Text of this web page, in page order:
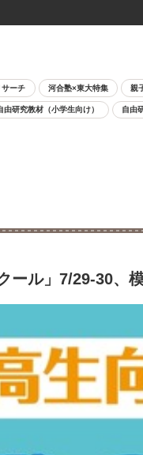
サーチ 河合塾×東大特集 親
由研究教材（小学生向け） 自由
ール」7/29-30、